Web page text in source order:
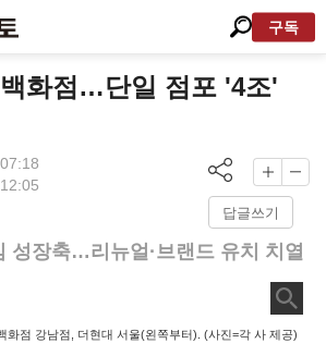
구독
화점…단일 점포 '4조'
답글쓰기
성장축…리뉴얼·브랜드 유치 치열
화점 강남점, 더현대 서울(왼쪽부터). (사진=각 사 제공)